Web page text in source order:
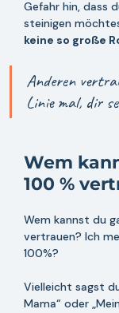
Gefahr hin, dass
steinigen
keine so große
Anderen
Linie mal, dir
Wem
100 %
Wem kannst du
vertrauen? Ich
100%?
Vielleicht sagst
Mama“ oder